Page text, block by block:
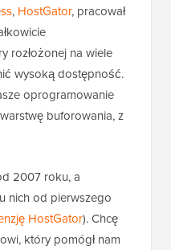
, HostGator, pracował
rozłożonej na wiele
wysoką dostępność.
oprogramowanie
buforowania, z
2007 roku, a
nich od pierwszego
HostGator). Chcę
który pomógł nam